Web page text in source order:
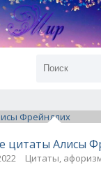
цитаты Алисы
Цитаты,